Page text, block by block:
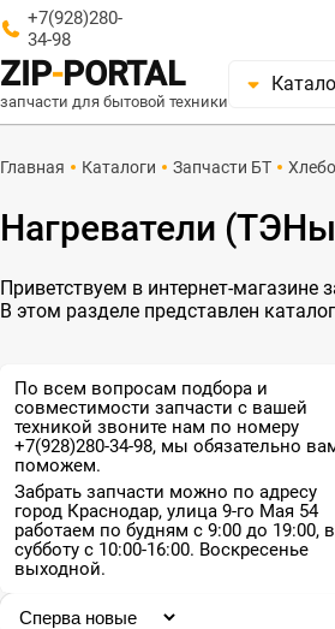
+7(928)280-
34-98
ZIP-PORTAL
запчасти для бытовой техники
Главная Каталоги Запчасти БТ
Нагреватели
Приветствуем в интернет-магазине
В этом разделе представлен
По всем вопросам подбора и
совместимости запчасти с вашей
техникой звоните нам по номеру
+7(928)280-34-98, мы обязательно
поможем.
Забрать запчасти можно по адресу
город Краснодар, улица 9-го Мая 54
работаем по будням с 9:00 до 19:00, в
субботу с 10:00-16:00. Воскресенье
выходной.